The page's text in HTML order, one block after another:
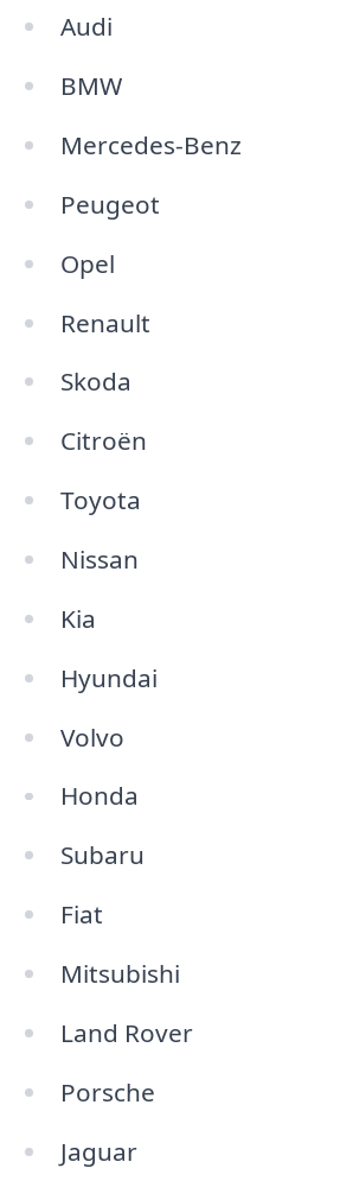
Audi
BMW
Mercedes-Benz
Peugeot
Opel
Renault
Skoda
Citroën
Toyota
Nissan
Kia
Hyundai
Volvo
Honda
Subaru
Fiat
Mitsubishi
Land Rover
Porsche
Jaguar